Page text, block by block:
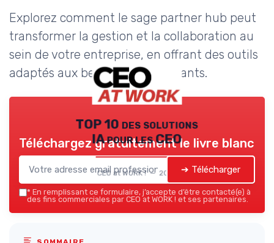
Explorez comment le sage partner hub peut
transformer la gestion et la collaboration au
sein de votre entreprise, en offrant des outils
adaptés aux besoins des dirigeants.
TOP 10 des solutions
IA pour les CEO
CEO at WORK ! — 2026
Téléchargez gratuitement le livre blanc
➔ Télécharger
* En remplissant ce formulaire, j’accepte d’être contacté(e) à
des fins commerciales par CEO at WORK ! et ses partenaires.